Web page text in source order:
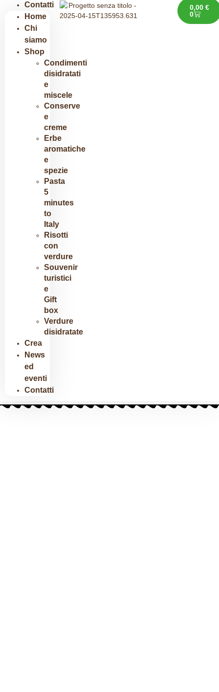
Contatti
Home
Chi
siamo
Shop
Condimenti
disidratati
e
miscele
Conserve
e
creme
Erbe
aromatiche
e
spezie
Pasta
5
minutes
to
Italy
Risotti
con
verdure​
Souvenir
turistici
e
Gift
box
Verdure
disidratate
Crea
News
ed
eventi
Contatti
0,00 €
0